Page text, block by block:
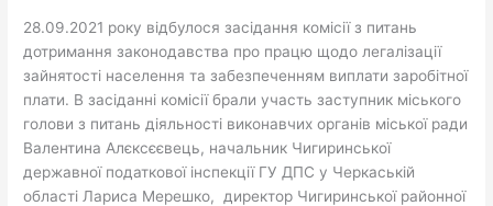
28.09.2021 року відбулося засідання комісії з питань
дотримання законодавства про працю щодо легалізації
зайнятості населення та забезпеченням виплати заробітної
плати. В засіданні комісії брали участь заступник міського
голови з питань діяльності виконавчих органів міської ради
Валентина Алєксєєвець, начальник Чигиринської
державної податкової інспекції ГУ ДПС у Черкаській
області Лариса Мерешко, директор Чигиринської районної
населення
та
забезпеченням
виплати
заробітної
плати